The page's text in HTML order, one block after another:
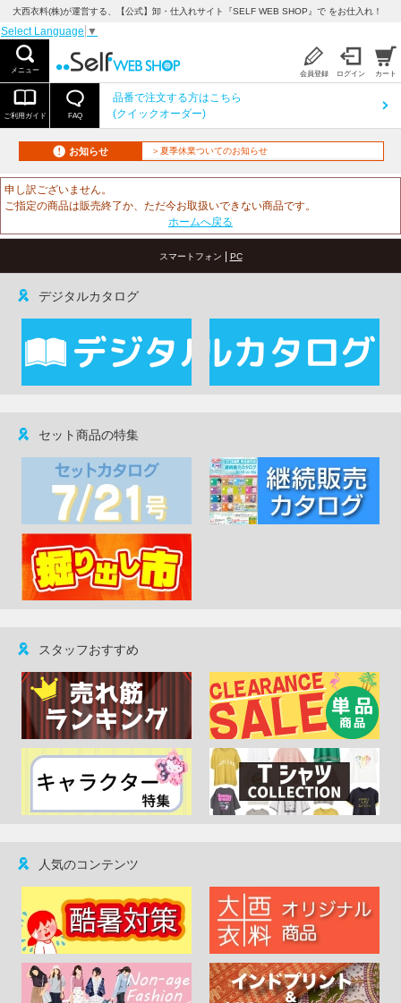
大西衣料(株)が運営する、【公式】卸・仕入れサイト『SELF WEB SHOP』で をお仕入れ！
Select Language ▼
メニュー 会員登録 ログイン カート
ご利用ガイド FAQ
品番で注文する方はこちら
(クイックオーダー)
お知らせ ＞夏季休業ついてのお知らせ
申し訳ございません。
ご指定の商品は販売終了か、ただ今お取扱いできない商品です。
ホームへ戻る
スマートフォン | PC
デジタルカタログ
セット商品の特集
スタッフおすすめ
人気のコンテンツ